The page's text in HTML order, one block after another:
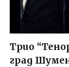
Трио
град